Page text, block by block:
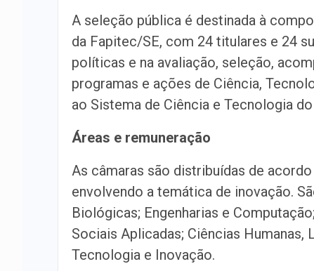
A seleção pública é destinada à
da Fapitec/SE, com 24 titulares e 24
políticas e na avaliação, seleção,
programas e ações de Ciência,
ao Sistema de Ciência e Tecnologia
Áreas e remuneração
As câmaras são distribuídas de
envolvendo a temática de inovação.
Biológicas; Engenharias e
Sociais Aplicadas; Ciências Humanas,
Tecnologia e Inovação.